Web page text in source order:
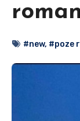
#new, #poze